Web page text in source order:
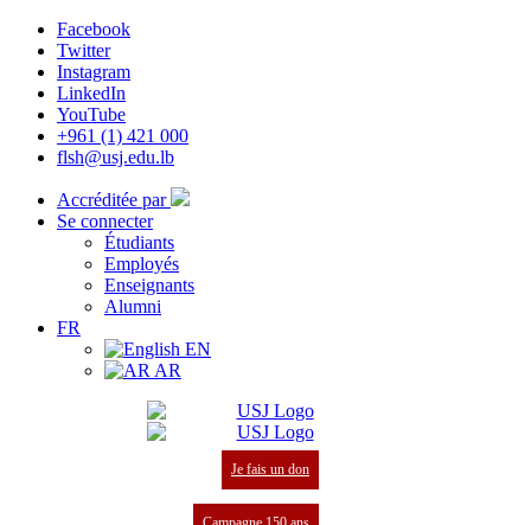
Facebook
Twitter
Instagram
LinkedIn
YouTube
+961 (1) 421 000
flsh@usj.edu.lb
Accréditée par
Se connecter
Étudiants
Employés
Enseignants
Alumni
FR
EN
AR
Je fais un don